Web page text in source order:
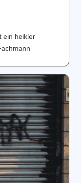
ein heikler